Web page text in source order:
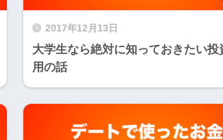
2017年12月13日
大学生なら絶対に知っておきたい投
用の話